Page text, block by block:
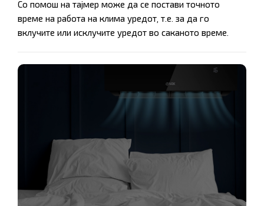
Со помош на тајмер може да се постави точното
време на работа на клима уредот, т.е. за да го
вклучите или исклучите уредот во саканото време.